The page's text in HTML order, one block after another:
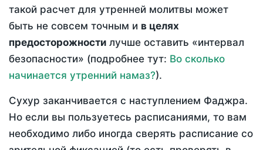
такой расчет для утренней молитвы может
быть не совсем точным и в целях
предосторожности лучше оставить «интервал
безопасности» (подробнее тут: Во сколько
начинается утренний намаз?).
Сухур заканчивается с наступлением Фаджра.
Но если вы пользуетесь расписаниями, то вам
необходимо либо иногда сверять расписание со